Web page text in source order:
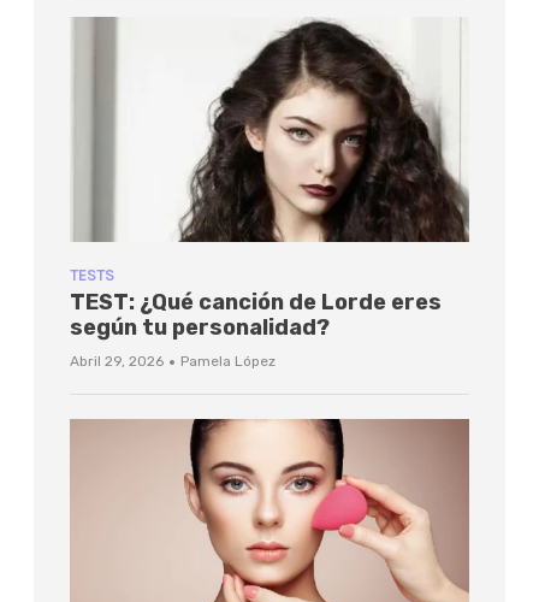
TESTS
TEST: ¿Qué canción de Lorde eres
según tu personalidad?
Abril 29, 2026 · Pamela López